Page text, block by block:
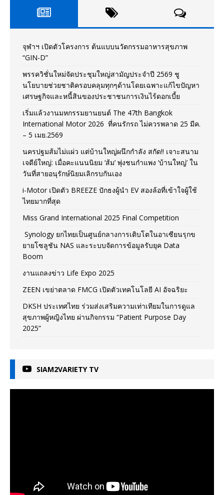
จุฬาฯ เปิดตัวโครงการ ต้นแบบนวัตกรรมอาหารสุขภาพ
“GIN-D”
พรรควิชั่นใหม่จัดประชุมใหญ่สามัญประจำปี 2569 ชู
นโยบายช่วยชาติครอบคลุมทุกๆด้านโดยเฉพาะแก้ไขปัญหา
เศรษฐกิจและหนี้สินของประชาชนการเงินไร้ดอกเบี้ย
เริ่มแล้วงานมหกรรมยานยนต์ The 47th Bangkok
International Motor 2026 ที่คนรักรถ ไม่ควรพลาด 25 มีค.
– 5 เมย.2569
นครปฐมส้มไม่แผ่ว แต่บ้านใหญ่ผนึกกำลัง สกัด!! เจาะสนาม
เจดีย์ใหญ่: เมื่อคะแนนนิยม ‘ส้ม’ พุ่งชนกำแพง ‘บ้านใหญ่’ ใน
วันที่สายอนุรักษ์นิยมเลิกรบกันเอง
i-Motor เปิดตัว BREEZE ปักธงผู้นำ EV สองล้อที่เข้าใจผู้ใช้
ไทยมากที่สุด
Miss Grand International 2025 Final Competition
Synology ยกไทยเป็นศูนย์กลางการเติบโตในอาเซียนรุกข
ยายโซลูชัน NAS และระบบจัดการข้อมูลรับยุค Data
Boom
งานแถลงข่าว Life Expo 2025
ZEEN เขย่าตลาด FMCG เปิดตัวเทคโนโลยี AI อัจฉริยะ
DKSH ประเทศไทย ร่วมส่งเสริมความเท่าเทียมในการดูแล
สุขภาพผู้หญิงไทย ผ่านกิจกรรม “Patient Purpose Day
2025”
SIAM2VARIETY TV